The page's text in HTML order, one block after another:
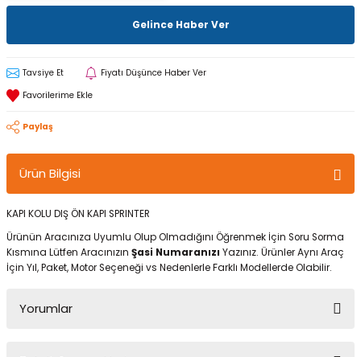
Gelince Haber Ver
Tavsiye Et Fiyatı Düşünce Haber Ver
Paylaş
Ürün Bilgisi
KAPI KOLU DIŞ ÖN KAPI SPRINTER
Ürünün Aracınıza Uyumlu Olup Olmadığını Öğrenmek İçin Soru Sorma
Kısmına Lütfen Aracınızın Şasi Numaranızı Yazınız. Ürünler Aynı Araç
İçin Yıl, Paket, Motor Seçeneği vs Nedenlerle Farklı Modellerde Olabilir.
Yorumlar